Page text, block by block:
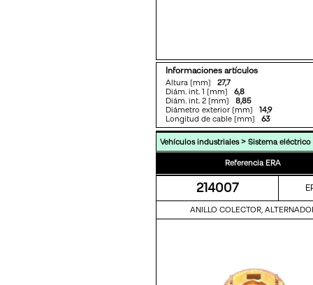
Informaciones artículos
Altura [mm] 27,7
Diám. int. 1 [mm] 6,8
Diám. int. 2 [mm] 8,85
Diámetro exterior [mm] 14,9
Longitud de cable [mm] 63
Vehículos industriales> Sistema eléctrico
Referencia ERA
214007
ANILLO COLECTOR,